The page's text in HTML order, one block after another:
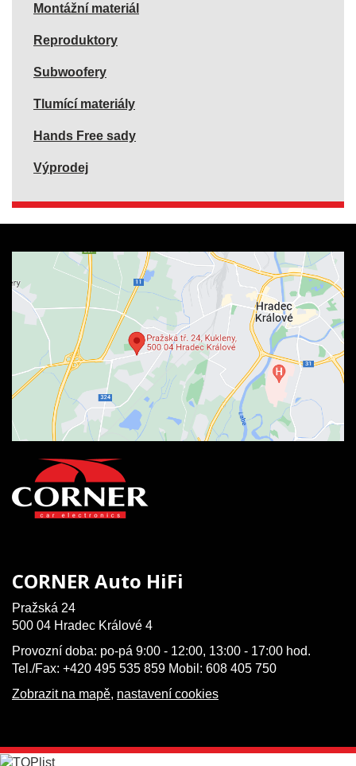
Montážní materiál
Reproduktory
Subwoofery
Tlumící materiály
Hands Free sady
Výprodej
CORNER Auto HiFi
Pražská 24
500 04 Hradec Králové 4
Provozní doba: po-pá 9:00 - 12:00, 13:00 - 17:00 hod.
Tel./Fax: +420 495 535 859 Mobil: 608 405 750
Zobrazit na mapě, nastavení cookies